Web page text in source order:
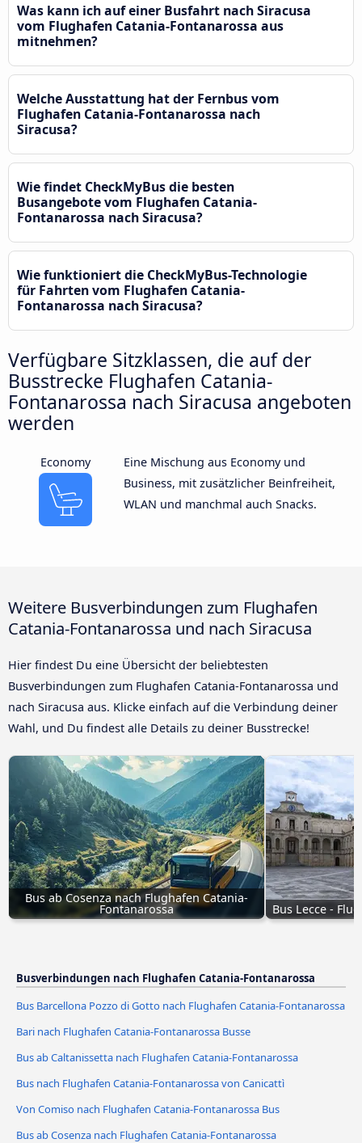
Was kann ich auf einer Busfahrt nach Siracusa
vom Flughafen Catania-Fontanarossa aus
mitnehmen?
Welche Ausstattung hat der Fernbus vom
Flughafen Catania-Fontanarossa nach
Siracusa?
Wie findet CheckMyBus die besten
Busangebote vom Flughafen Catania-
Fontanarossa nach Siracusa?
Wie funktioniert die CheckMyBus-Technologie
für Fahrten vom Flughafen Catania-
Fontanarossa nach Siracusa?
Verfügbare Sitzklassen, die auf der
Busstrecke Flughafen Catania-
Fontanarossa nach Siracusa angeboten
werden
Economy
Eine Mischung aus Economy und
Business, mit zusätzlicher Beinfreiheit,
WLAN und manchmal auch Snacks.
Weitere Busverbindungen zum Flughafen
Catania-Fontanarossa und nach Siracusa
Hier findest Du eine Übersicht der beliebtesten
Busverbindungen zum Flughafen Catania-Fontanarossa und
nach Siracusa aus. Klicke einfach auf die Verbindung deiner
Wahl, und Du findest alle Details zu deiner Busstrecke!
Bus ab Cosenza nach Flughafen Catania-
Fontanarossa Bus Lecce -
Busverbindungen nach Flughafen Catania-Fontanarossa
Bus Barcellona Pozzo di Gotto nach Flughafen Catania-Fontanarossa
Bari nach Flughafen Catania-Fontanarossa Busse
Bus ab Caltanissetta nach Flughafen Catania-Fontanarossa
Bus nach Flughafen Catania-Fontanarossa von Canicattì
Von Comiso nach Flughafen Catania-Fontanarossa Bus
Bus ab Cosenza nach Flughafen Catania-Fontanarossa